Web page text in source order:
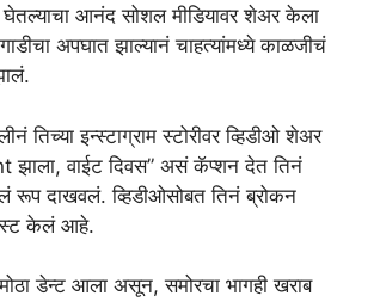
घेतल्याचा आनंद सोशल मीडियावर शेअर केला
अपघात झाल्यानं चाहत्यांमध्ये काळजीचं
तिच्या इन्स्टाग्राम स्टोरीवर व्हिडीओ शेअर
झाला, वाईट दिवस” असं कॅप्शन देत तिनं
दाखवलं. व्हिडीओसोबत तिनं ब्रोकन
केलं आहे.
मोठा डेन्ट आला असून, समोरचा भागही खराब